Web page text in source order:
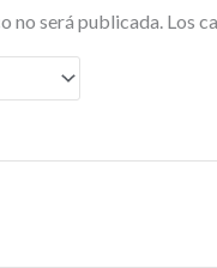
no será publicada. Los